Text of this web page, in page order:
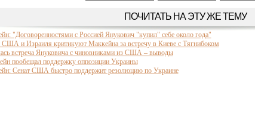
ПОЧИТАТЬ НА ЭТУ ЖЕ ТЕМУ
"Договоренностями с Россией Янукович "купил" себе около года"
США и Израиля критикуют Маккейна за встречу в Киеве с Тягнибоком
встреча Януковича с чиновниками из США – выводы
пообещал поддержку оппозиции Украины
Сенат США быстро поддержит резолюцию по Украине